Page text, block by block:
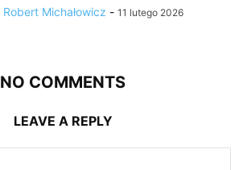
Robert Michałowicz - 11 lutego 2026
NO COMMENTS
LEAVE A REPLY